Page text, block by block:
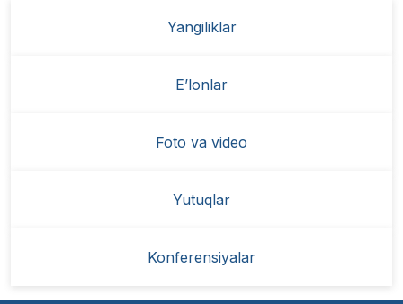
Yangiliklar
E’lonlar
Foto va video
Yutuqlar
Konferensiyalar